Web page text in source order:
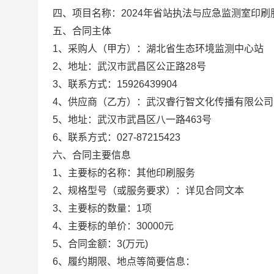
四、项目名称： 2024年省站执法与应急监测室印刷
五、合同主体
1、采购人（甲方）： 湖北省生态环境监测中心站
2、地址： 武汉市武昌区公正路28号
3、联系方式： 15926439904
4、供应商（乙方）： 武汉睿行智文化传播有限公司
5、地址： 武汉市武昌区八一路463号
6、联系方式： 027-87215423
六、合同主要信息
1、主要标的名称： 其他印刷服务
2、规格型号（或服务要求）： 详见合同文本
3、主要标的数量： 1项
4、主要标的单价： 30000元
5、合同金额： 3(万元)
6、履约期限、地点等简要信息：